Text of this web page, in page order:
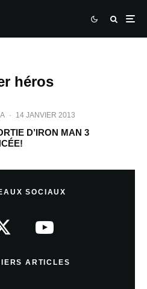
héros
· 14 JANVIER 2013
D’IRON MAN 3
SOCIAUX
ARTICLES